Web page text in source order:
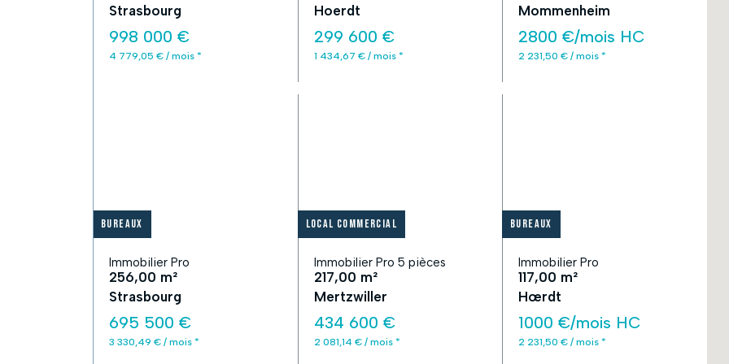
Strasbourg
998 000 €
4 779,05 € / mois *
Hoerdt
299 600 €
1 434,67 € / mois *
Mommenheim
2800 €/mois HC
2 231,50 € / mois *
Bureaux
Immobilier Pro
256,00 m²
Strasbourg
695 500 €
3 330,49 € / mois *
Local commercial
Immobilier Pro 5 pièces
217,00 m²
Mertzwiller
434 600 €
2 081,14 € / mois *
Bureaux
Immobilier Pro
117,00 m²
Hœrdt
1000 €/mois HC
2 231,50 € / mois *